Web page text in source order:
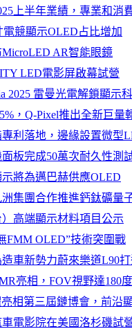
上半年業績，專業和消
競顯示OLED占比增加
AR智能眼鏡
LED電影屏啟幕試營
2025 雷曼光電解鎖顯示
，Q-Pixel推出全新巨量
利落地，邊緣設置微型
板完成50萬次耐久性測
將為邁巴赫供應OLED
集團合作推進鈣鈦礦量
高端顯示材料項目公示
FMM OLED”技術突圍戰
車新勢力蔚來樂道L90
亮相，FOV視野達180度
相第三屆鏈博會，前沿
電影院在美國洛杉磯試